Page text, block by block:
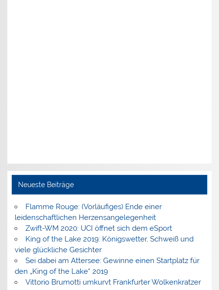
Neueste Beiträge
Flamme Rouge: (Vorläufiges) Ende einer
leidenschaftlichen Herzensangelegenheit
Zwift-WM 2020: UCI öffnet sich dem eSport
King of the Lake 2019: Königswetter, Schweiß und
viele glückliche Gesichter
Sei dabei am Attersee: Gewinne einen Startplatz für
den „King of the Lake“ 2019
Vittorio Brumotti umkurvt Frankfurter Wolkenkratzer